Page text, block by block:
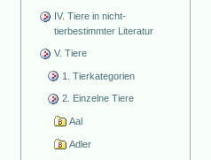
IV. Tiere in nicht-
tierbestimmter Literatur
V. Tiere
1. Tierkategorien
2. Einzelne Tiere
Aal
Adler